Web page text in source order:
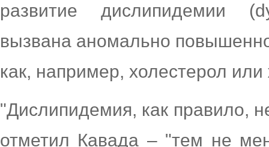
развитие дислипидемии
вызвана аномально
как, например, холестерол
"Дислипидемия, как правило,
отметил Кавада – "тем не